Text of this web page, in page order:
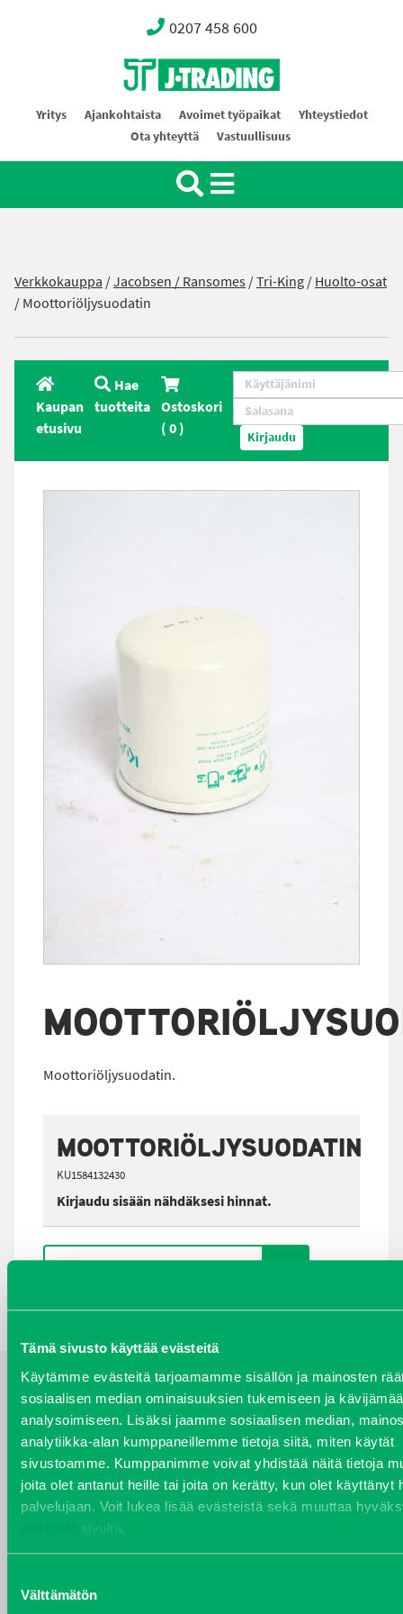
Tämä sivusto käyttää evästeitä
Käytämme evästeitä tarjoamamme sisällön ja mainosten
sosiaalisen median ominaisuuksien tukemiseen ja
analysoimiseen. Lisäksi jaamme sosiaalisen median,
analytiikka-alan kumppaneillemme tietoja siitä, miten käytät
sivustoamme. Kumppanimme voivat yhdistää näitä tietoja
joita olet antanut heille tai joita on kerätty, kun olet käyttänyt
palvelujaan. Voit lukea lisää evästeistä sekä muuttaa
sivulta.
valinta
Välttämätön
0207 458 600
Oy J-Trading Ab
Yritys Ajankohtaista Avoimet työpaikat
Yhteystiedot
Ota yhteyttä
Vastuullisuus
Verkkokauppa /Jacobsen / Ransomes /Tri-King/Huolto-osat
/ Moottoriöljysuodatin
Kaupan
etusivu
Hae
tuotteita Ostoskori
(0) Kirjaudu
Moottoriöljysuodatin.
MOOTTORIÖLJYSUODATIN
KU1584132430
Kirjaudu sisään nähdäksesi hinnat.
YHTEYSTIEDOT
VARAOSAT
Varaosat
Puh 020 7458 686